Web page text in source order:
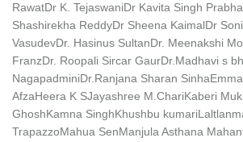
RawatDr K. TejaswaniDr Kavita Singh Prabha
Shashirekha ReddyDr Sheena KaimalDr
VasudevDr. Hasinus SultanDr. Meenakshi
FranzDr. Roopali Sircar GaurDr.Madhavi s
NagapadminiDr.Ranjana Sharan Sinha
AfzaHeera K SJayashree M.ChariKaberi
GhoshKamna SinghKhushbu kumari
TrapazzoMahua SenManjula Asthana